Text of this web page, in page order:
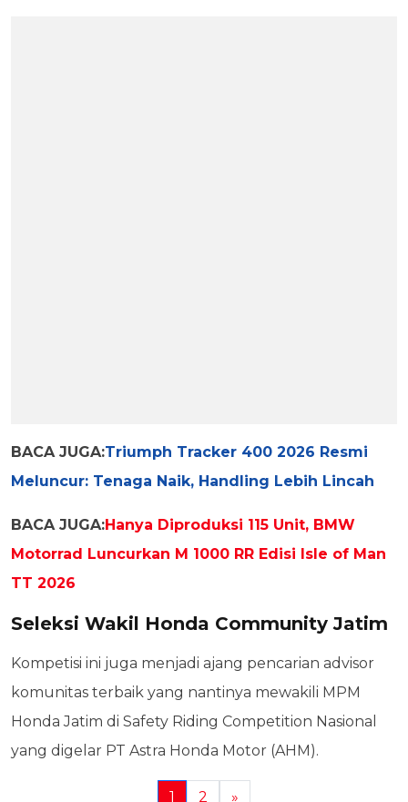
BACA JUGA:Triumph Tracker 400 2026 Resmi
Meluncur: Tenaga Naik, Handling Lebih Lincah
BACA JUGA:Hanya Diproduksi 115 Unit, BMW
Motorrad Luncurkan M 1000 RR Edisi Isle of Man
TT 2026
Seleksi Wakil Honda Community Jatim
Kompetisi ini juga menjadi ajang pencarian advisor
komunitas terbaik yang nantinya mewakili MPM
Honda Jatim di Safety Riding Competition Nasional
yang digelar PT Astra Honda Motor (AHM).
1 2 »